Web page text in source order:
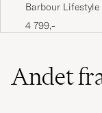
Barbour
Jacket Olive
4 799,-
Andet